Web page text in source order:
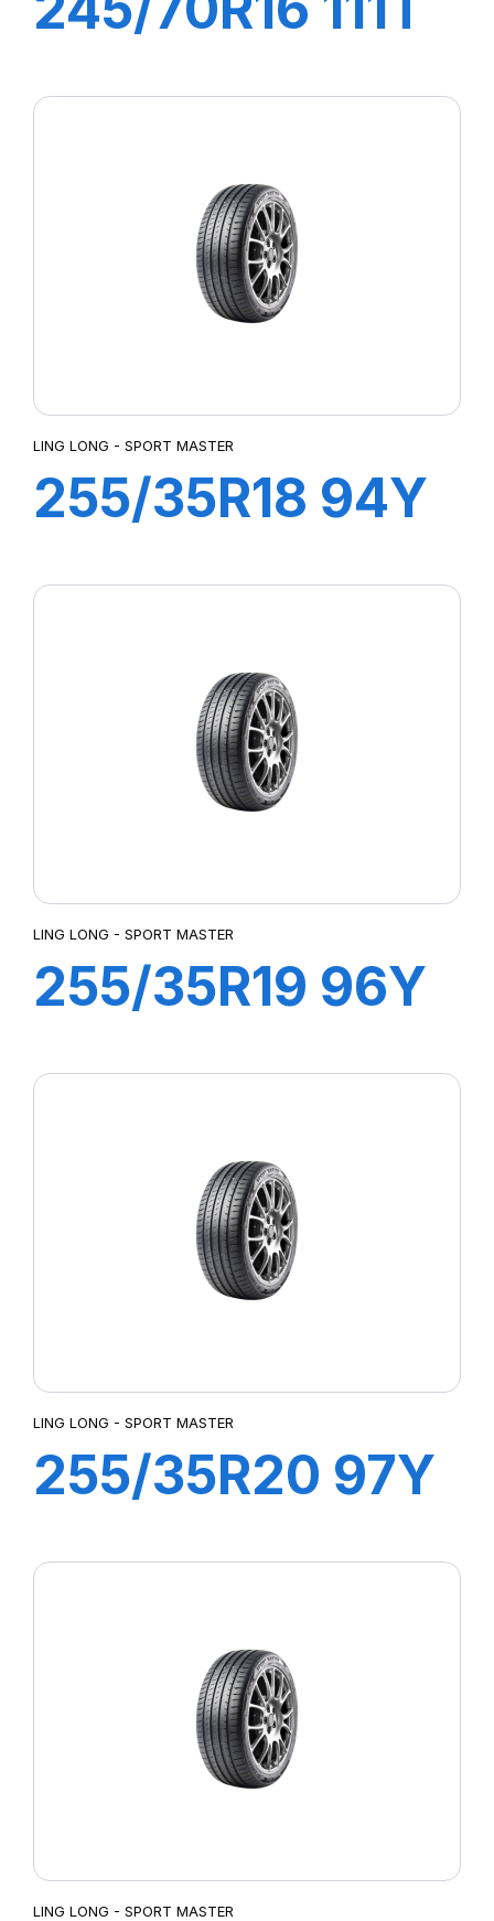
LING LONG - SPORT MASTER
255/35R18 94Y
LING LONG - SPORT MASTER
255/35R19 96Y
LING LONG - SPORT MASTER
255/35R20 97Y
LING LONG - SPORT MASTER